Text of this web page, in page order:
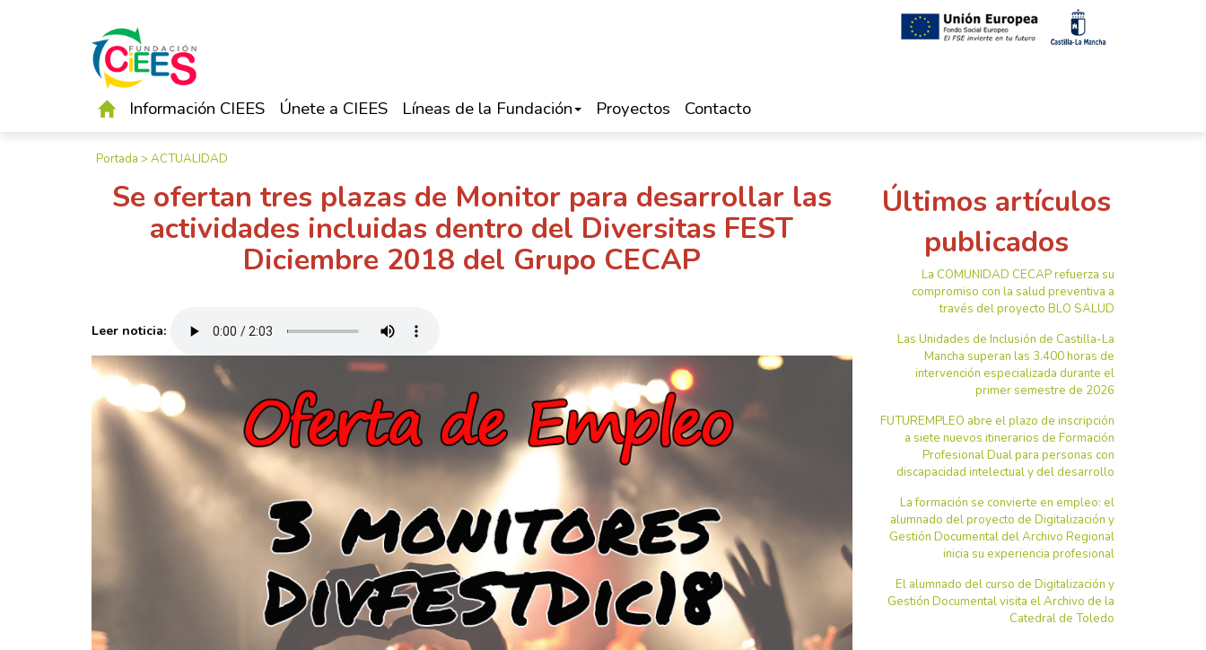
Información CIEES Únete a CIEES Líneas de la Fundación Proyectos Contacto
Portada >ACTUALIDAD
Se ofertan tres plazas de Monitor para desarrollar las
actividades incluidas dentro del Diversitas FEST
Diciembre 2018 del Grupo CECAP
Leer noticia:
Últimos artículos
publicados
La COMUNIDAD CECAP refuerza su
compromiso con la salud preventiva a
través del proyecto BLO SALUD
Las Unidades de Inclusión de Castilla-La
Mancha superan las 3.400 horas de
intervención especializada durante el
primer semestre de 2026
FUTUREMPLEO abre el plazo de inscripción
a siete nuevos itinerarios de Formación
Profesional Dual para personas con
discapacidad intelectual y del desarrollo
La formación se convierte en empleo: el
alumnado del proyecto de Digitalización y
Gestión Documental del Archivo Regional
inicia su experiencia profesional
El alumnado del curso de Digitalización y
Gestión Documental visita el Archivo de la
Catedral de Toledo